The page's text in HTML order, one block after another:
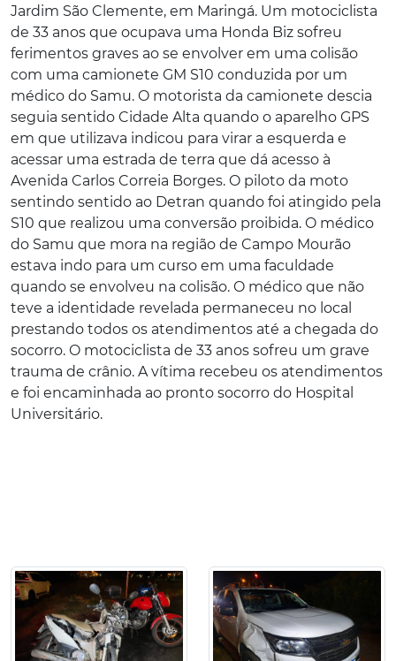
Jardim São Clemente, em Maringá. Um motociclista
de 33 anos que ocupava uma Honda Biz sofreu
ferimentos graves ao se envolver em uma colisão
com uma camionete GM S10 conduzida por um
médico do Samu. O motorista da camionete descia
seguia sentido Cidade Alta quando o aparelho GPS
em que utilizava indicou para virar a esquerda e
acessar uma estrada de terra que dá acesso à
Avenida Carlos Correia Borges. O piloto da moto
sentindo sentido ao Detran quando foi atingido pela
S10 que realizou uma conversão proibida. O médico
do Samu que mora na região de Campo Mourão
estava indo para um curso em uma faculdade
quando se envolveu na colisão. O médico que não
teve a identidade revelada permaneceu no local
prestando todos os atendimentos até a chegada do
socorro. O motociclista de 33 anos sofreu um grave
trauma de crânio. A vítima recebeu os atendimentos
e foi encaminhada ao pronto socorro do Hospital
Universitário.